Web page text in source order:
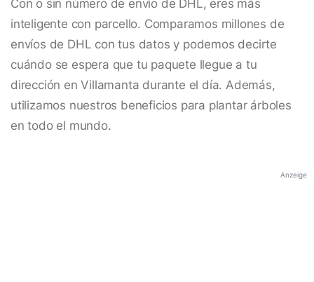
Con o sin número de envío de DHL, eres más
inteligente con parcello. Comparamos millones de
envíos de DHL con tus datos y podemos decirte
cuándo se espera que tu paquete llegue a tu
dirección en Villamanta durante el día. Además,
utilizamos nuestros beneficios para plantar árboles
en todo el mundo.
Anzeige